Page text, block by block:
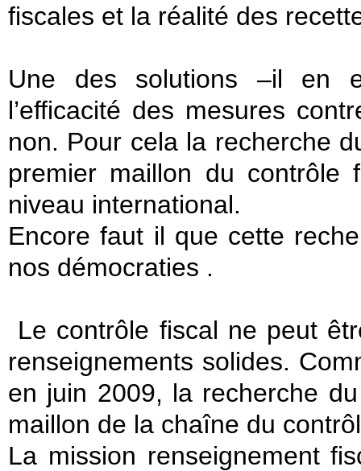
fiscales et la réalité des
Une des solutions –il en
l’efficacité des mesures
non. Pour cela la recherche
premier maillon du contrôle
niveau international.
Encore faut il que cette
nos démocraties .
Le contrôle fiscal ne peut
renseignements solides.
en juin 2009, la recherche
maillon de la chaîne du
La mission renseignement